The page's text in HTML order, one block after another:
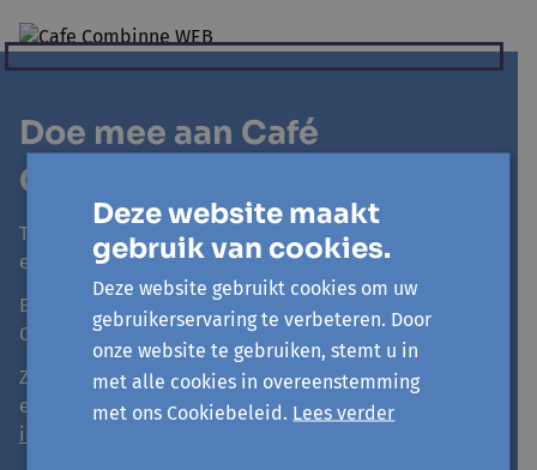
Doe mee aan Café
Combinne Online
Tot eind 2021 is erelke dinsdagavond
editie van Café Combinne Asse.
En ook
elke donderdagavond
kan je aansluiten bij
Café Combinne Online.
Zin om eens mee te doen? Aarzel niet en geef ons
een seintje:
info@avansa-hallevilvoorde.be
Deze website maakt
gebruik van cookies.
Deze website gebruikt cookies om uw
gebruikerservaring te verbeteren. Door
onze website te gebruiken, stemt u in
met alle cookies in overeenstemming
met ons Cookiebeleid. Lees verder